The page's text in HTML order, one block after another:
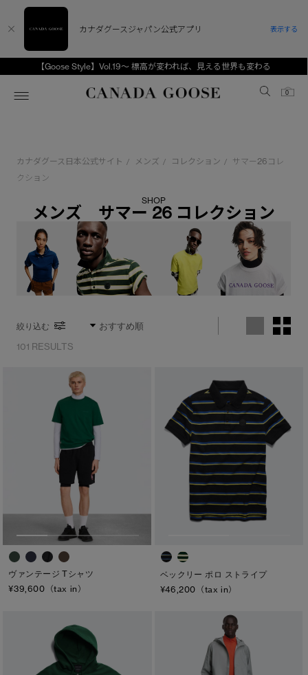
【Goose Style】Vol.19～ 標高が変われば、見える世界も変わる
Canada Goose
0
ディスカバー
アンバサダー
スプリングコレクション
新着アイテム
ベストセラー
FW26コレクション
サマー 26 コレクション
サマー 26 コレクションLOOK
スノーグース
メイドインジャパンTシャツ
アウターウェア
アパレル
アクセサリー
フットウェア
新着アイテム
ベストセラー
FW26コレクション
サマー 26 コレクション
サマー 26 コレクションLOOK
スノーグース
メイドインジャパンTシャツ
アウターウェア
アパレル
アクセサリー
フットウェア
ベビー（0‐24ヵ月)
キッズ（2‐7歳)
ユース（6＋歳)
コレクション
CANADA GOOSE Generationsは、アウター
ウェアの下取り・再販を通じて、長く愛される製
品の価値を受け継いでいきます。
下取り申請
カナダグース日本公式サイト / メンズ / コレクション /
サマー26コレ
クション
SHOP
メンズ サマー 26 コレクション
絞り込む
101 RESULTS
※カテゴリを表示するにはジェンダーにチェックをお入れください
ウィメンズ
カテゴリ
ディスク
ブラック ディスク
クラシック ディスク
ヴァンテージ Tシャツ
¥39,600（tax in）
ベックリー ポロ ストライプ
¥46,200（tax in）
カナダグースジャパン公式アプリ 表示する